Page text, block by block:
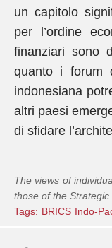
un capitolo
per l’ordine
finanziari sono
quanto i forum
indonesiana
altri paesi
di sfidare
The views of
those of the Strategic
Tags: BRICS Indo-